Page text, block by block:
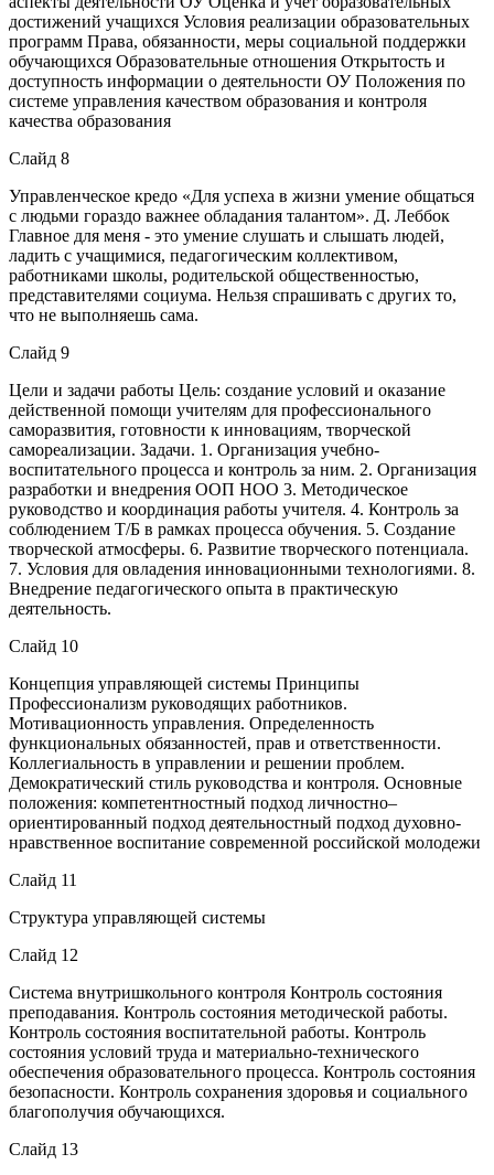
достижений учащихся Условия реализации образовательных
программ Права, обязанности, меры социальной поддержки
обучающихся Образовательные отношения Открытость и
доступность информации о деятельности ОУ Положения по
системе управления качеством образования и контроля
качества образования
Слайд 8
Управленческое кредо «Для успеха в жизни умение общаться
с людьми гораздо важнее обладания талантом». Д. Леббок
Главное для меня - это умение слушать и слышать людей,
ладить с учащимися, педагогическим коллективом,
работниками школы, родительской общественностью,
представителями социума. Нельзя спрашивать с других то,
что не выполняешь сама.
Слайд 9
Цели и задачи работы Цель: создание условий и оказание
действенной помощи учителям для профессионального
саморазвития, готовности к инновациям, творческой
самореализации. Задачи. 1. Организация учебно-
воспитательного процесса и контроль за ним. 2. Организация
разработки и внедрения ООП НОО 3. Методическое
руководство и координация работы учителя. 4. Контроль за
соблюдением Т/Б в рамках процесса обучения. 5. Создание
творческой атмосферы. 6. Развитие творческого потенциала.
7. Условия для овладения инновационными технологиями. 8.
Внедрение педагогического опыта в практическую
деятельность.
Слайд 10
Концепция управляющей системы Принципы
Профессионализм руководящих работников.
Мотивационность управления. Определенность
функциональных обязанностей, прав и ответственности.
Коллегиальность в управлении и решении проблем.
Демократический стиль руководства и контроля. Основные
положения: компетентностный подход личностно–
ориентированный подход деятельностный подход духовно-
нравственное воспитание современной российской молодежи
Слайд 11
Структура управляющей системы
Слайд 12
Система внутришкольного контроля Контроль состояния
преподавания. Контроль состояния методической работы.
Контроль состояния воспитательной работы. Контроль
состояния условий труда и материально-технического
обеспечения образовательного процесса. Контроль состояния
безопасности. Контроль сохранения здоровья и социального
благополучия обучающихся.
Слайд 13